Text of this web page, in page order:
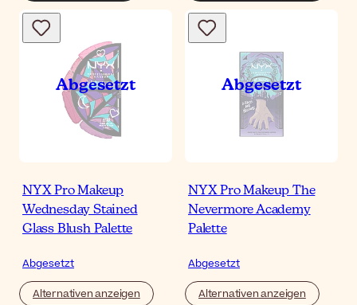
NYX Pro Makeup
Wednesday Stained
Glass Blush Palette
Abgesetzt
Alternativen anzeigen
NYX Pro Makeup The
Nevermore Academy
Palette
Abgesetzt
Alternativen anzeigen